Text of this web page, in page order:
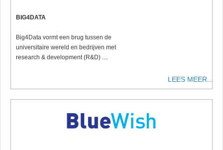
BIG4DATA
Big4Data vormt een brug tussen de
universitaire wereld en bedrijven met
research & development (R&D) ....
LEES MEER...